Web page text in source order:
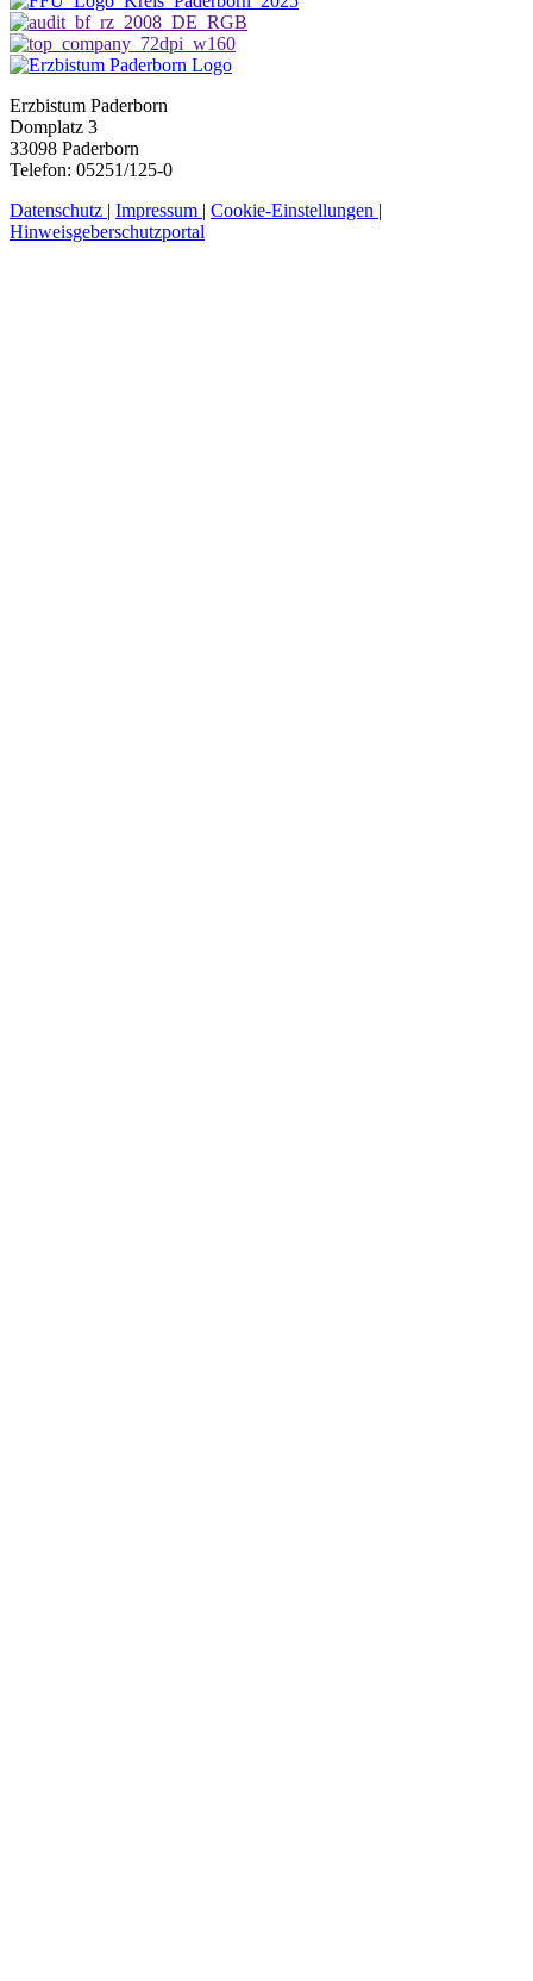
Erzbistum Paderborn
Domplatz 3
33098 Paderborn
Telefon: 05251/125-0
Datenschutz | Impressum | Cookie-Einstellungen |
Hinweisgeberschutzportal